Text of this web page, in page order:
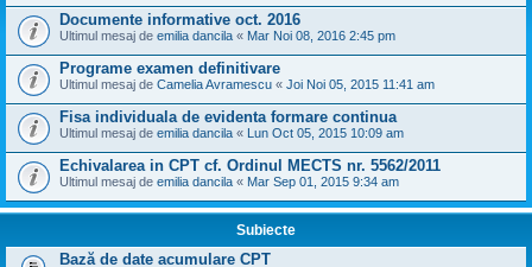
Documente informative oct. 2016
Ultimul mesaj de emilia dancila « Mar Noi 08, 2016 2:45 pm
Programe examen definitivare
Ultimul mesaj de Camelia Avramescu « Joi Noi 05, 2015 11:41 am
Fisa individuala de evidenta formare continua
Ultimul mesaj de emilia dancila « Lun Oct 05, 2015 10:09 am
Echivalarea in CPT cf. Ordinul MECTS nr. 5562/2011
Ultimul mesaj de emilia dancila « Mar Sep 01, 2015 9:34 am
Subiecte
Bază de date acumulare CPT